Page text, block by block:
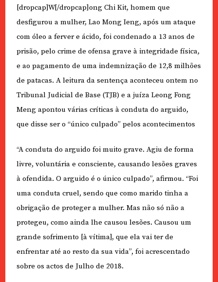
[dropcap]W[/dropcap]ong Chi Kit, homem que
desfigurou a mulher, Lao Mong Ieng, após um ataque
com óleo a ferver e ácido, foi condenado a 13 anos de
prisão, pelo crime de ofensa grave à integridade física,
e ao pagamento de uma indemnização de 12,8 milhões
de patacas. A leitura da sentença aconteceu ontem no
Tribunal Judicial de Base (TJB) e a juíza Leong Fong
Meng apontou várias críticas à conduta do arguido,
que disse ser o “único culpado” pelos acontecimentos
“A conduta do arguido foi muito grave. Agiu de forma
livre, voluntária e consciente, causando lesões graves
à ofendida. O arguido é o único culpado”, afirmou. “Foi
uma conduta cruel, sendo que como marido tinha a
obrigação de proteger a mulher. Mas não só não a
protegeu, como ainda lhe causou lesões. Causou um
grande sofrimento [à vítima], que ela vai ter de
enfrentar até ao resto da sua vida”, foi acrescentado
sobre os actos de Julho de 2018.